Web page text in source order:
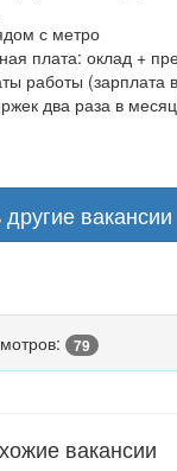
с метро
плата: оклад +
работы (зарплата
два раза в
вакансии
79
вакансии